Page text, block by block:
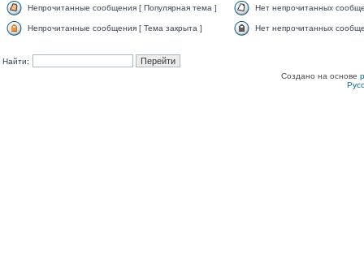
Непрочитанные сообщения [ Популярная тема ] Нет непрочитанных
Непрочитанные сообщения [ Тема закрыта ] Нет непрочитанных
Найти:
Создано на основе